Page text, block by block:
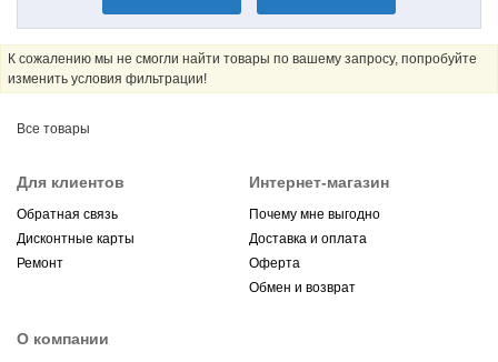
К сожалению мы не смогли найти товары по вашему запросу, попробуйте
изменить условия фильтрации!
Все товары
Для клиентов
Обратная связь
Дисконтные карты
Ремонт
Интернет-магазин
Почему мне выгодно
Доставка и оплата
Оферта
Обмен и возврат
О компании